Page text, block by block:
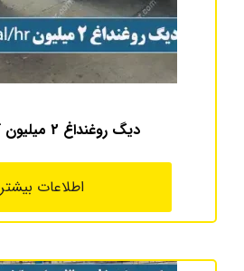
دیگ روغنداغ 2 میلیون کیلو کالری
اطلاعات بیشتر